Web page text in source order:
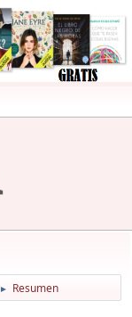
► Resumen